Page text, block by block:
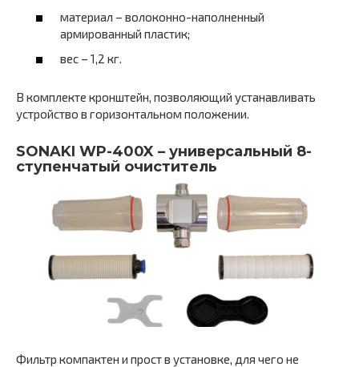
материал – волоконно-наполненный
армированный пластик;
вес – 1,2 кг.
В комплекте кронштейн, позволяющий устанавливать
устройство в горизонтальном положении.
SONAKI WP-400X – универсальный 8-
ступенчатый очиститель
Фильтр компактен и прост в установке, для чего не